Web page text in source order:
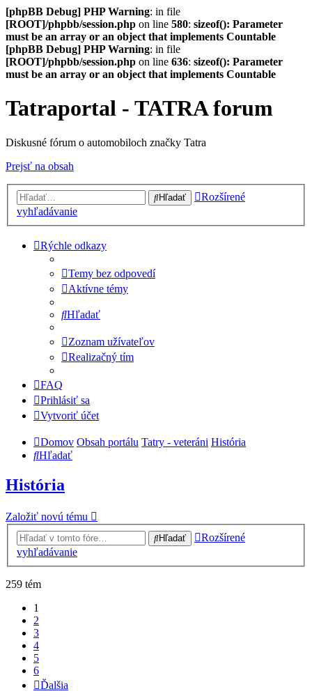
[phpBB Debug] PHP Warning: in file
[ROOT]/phpbb/session.php on line 580: sizeof(): Parameter
must be an array or an object that implements Countable
[phpBB Debug] PHP Warning: in file
[ROOT]/phpbb/session.php on line 636: sizeof(): Parameter
must be an array or an object that implements Countable
Tatraportal - TATRA forum
Diskusné fórum o automobiloch značky Tatra
Prejsť na obsah
Hľadať
Rozšírené
vyhľadávanie
Rýchle odkazy
Temy bez odpovedí
Aktívne témy
Hľadať
Zoznam užívateľov
Realizačný tím
FAQ
Prihlásiť sa
Vytvoriť účet
Domov Obsah portálu Tatry - veteráni História
Hľadať
História
Založiť novú tému
Hľadať
Rozšírené
vyhľadávanie
259 tém
1
2
3
4
5
6
Ďalšia